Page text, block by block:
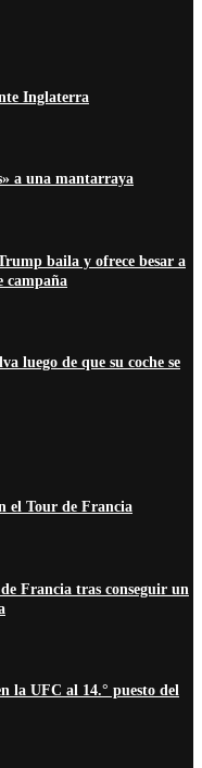
Inglaterra
a una mantarraya
baila y ofrece besar a
campaña
luego de que su coche se
el Tour de Francia
Francia tras conseguir un
la UFC al 14.° puesto del